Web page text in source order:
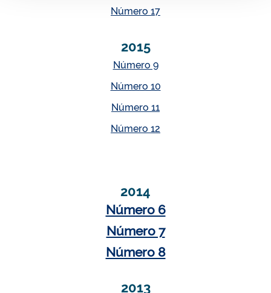
Número 17
2015
Número 9
Número 10
Número 11
Número 12
2014
Número 6
Número 7
Número 8
2013